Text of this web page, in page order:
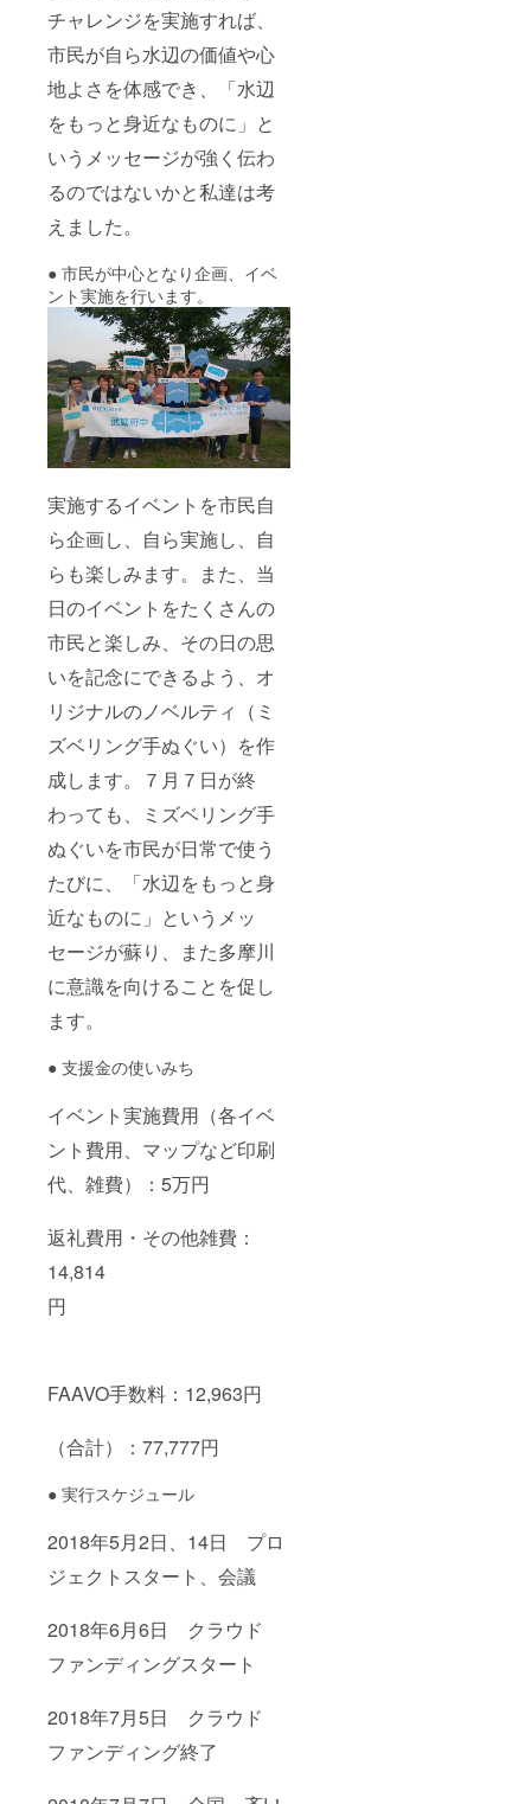
チャレンジを実施すれば、
市民が自ら水辺の価値や心
地よさを体感でき、「水辺
をもっと身近なものに」と
いうメッセージが強く伝わ
るのではないかと私達は考
えました。
● 市民が中心となり企画、イベ
ント実施を行います。
実施するイベントを市民自
ら企画し、自ら実施し、自
らも楽しみます。また、当
日のイベントをたくさんの
市民と楽しみ、その日の思
いを記念にできるよう、オ
リジナルのノベルティ（ミ
ズベリング手ぬぐい）を作
成します。７月７日が終
わっても、ミズベリング手
ぬぐいを市民が日常で使う
たびに、「水辺をもっと身
近なものに」というメッ
セージが蘇り、また多摩川
に意識を向けることを促し
ます。
● 支援金の使いみち
イベント実施費用（各イベ
ント費用、マップなど印刷
代、雑費）：5万円
返礼費用・その他雑費：
14,814
円
FAAVO手数料：12,963円
（合計）：77,777円
● 実行スケジュール
2018年5月2日、14日 プロ
ジェクトスタート、会議
2018年6月6日 クラウド
ファンディングスタート
2018年7月5日 クラウド
ファンディング終了